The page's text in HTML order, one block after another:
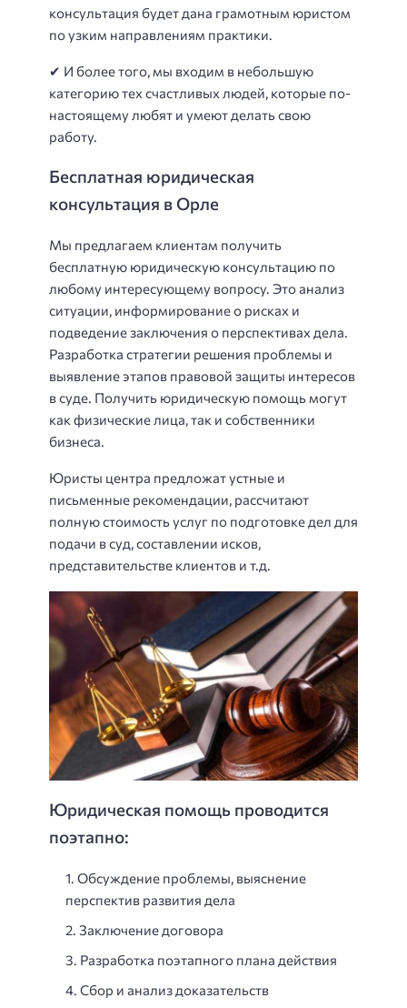
консультация будет дана грамотным юристом
по узким направлениям практики.
✔ И более того, мы входим в небольшую
категорию тех счастливых людей, которые по-
настоящему любят и умеют делать свою
работу.
Бесплатная юридическая
консультация в Орле
Мы предлагаем клиентам получить
бесплатную юридическую консультацию по
любому интересующему вопросу. Это анализ
ситуации, информирование о рисках и
подведение заключения о перспективах дела.
Разработка стратегии решения проблемы и
выявление этапов правовой защиты интересов
в суде. Получить юридическую помощь могут
как физические лица, так и собственники
бизнеса.
Юристы центра предложат устные и
письменные рекомендации, рассчитают
полную стоимость услуг по подготовке дел для
подачи в суд, составлении исков,
представительстве клиентов и т.д.
Юридическая помощь проводится
поэтапно:
Обсуждение проблемы, выяснение
перспектив развития дела
Заключение договора
Разработка поэтапного плана действия
Сбор и анализ доказательств